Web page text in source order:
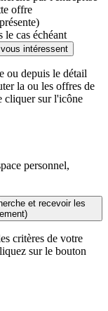
offre
le cas échéant
intéressent
ou depuis le détail
la ou les offres de
cliquer sur l'icône
personnel,
et recevoir les
critères de votre
sur le bouton